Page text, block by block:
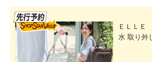
ＥＬＬＥ
水 取り外